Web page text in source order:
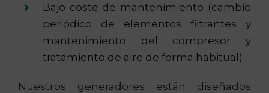
Bajo coste de mantenimiento (cambio
periódico de elementos filtrantes y
mantenimiento del compresor y
tratamiento de aire de forma habitual)
Nuestros generadores están diseñados